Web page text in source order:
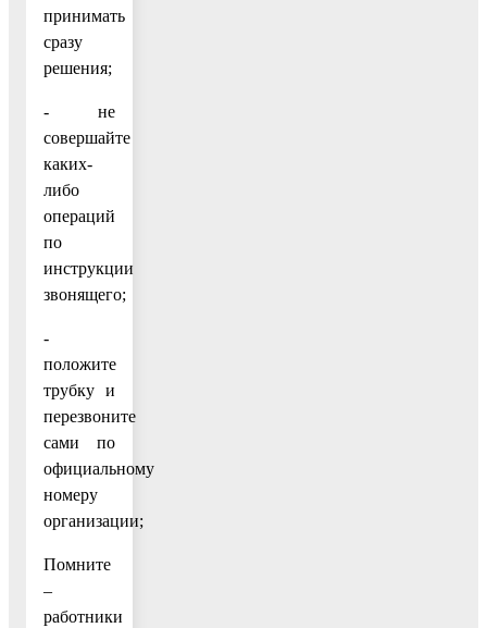
принимать
сразу
решения;
- не
совершайте
каких-
либо
операций
по
инструкции
звонящего;
-
положите
трубку и
перезвоните
сами по
официальному
номеру
организации;
Помните
–
работники